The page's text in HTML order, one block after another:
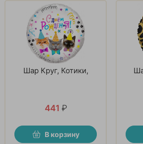
Шар Круг, Котики,
441 ₽
В корзину